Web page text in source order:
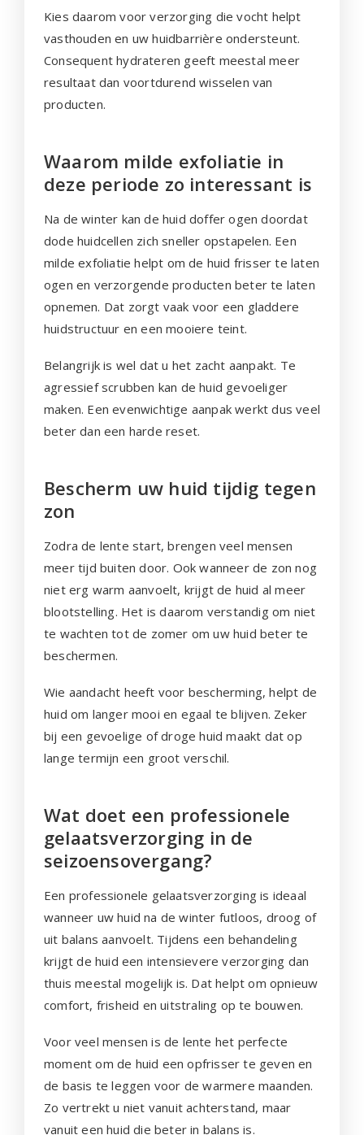
Kies daarom voor verzorging die vocht helpt
vasthouden en uw huidbarrière ondersteunt.
Consequent hydrateren geeft meestal meer
resultaat dan voortdurend wisselen van
producten.
Waarom milde exfoliatie in
deze periode zo interessant is
Na de winter kan de huid doffer ogen doordat
dode huidcellen zich sneller opstapelen. Een
milde exfoliatie helpt om de huid frisser te laten
ogen en verzorgende producten beter te laten
opnemen. Dat zorgt vaak voor een gladdere
huidstructuur en een mooiere teint.
Belangrijk is wel dat u het zacht aanpakt. Te
agressief scrubben kan de huid gevoeliger
maken. Een evenwichtige aanpak werkt dus veel
beter dan een harde reset.
Bescherm uw huid tijdig tegen
zon
Zodra de lente start, brengen veel mensen
meer tijd buiten door. Ook wanneer de zon nog
niet erg warm aanvoelt, krijgt de huid al meer
blootstelling. Het is daarom verstandig om niet
te wachten tot de zomer om uw huid beter te
beschermen.
Wie aandacht heeft voor bescherming, helpt de
huid om langer mooi en egaal te blijven. Zeker
bij een gevoelige of droge huid maakt dat op
lange termijn een groot verschil.
Wat doet een professionele
gelaatsverzorging in de
seizoensovergang?
Een professionele gelaatsverzorging is ideaal
wanneer uw huid na de winter futloos, droog of
uit balans aanvoelt. Tijdens een behandeling
krijgt de huid een intensievere verzorging dan
thuis meestal mogelijk is. Dat helpt om opnieuw
comfort, frisheid en uitstraling op te bouwen.
Voor veel mensen is de lente het perfecte
moment om de huid een opfrisser te geven en
de basis te leggen voor de warmere maanden.
Zo vertrekt u niet vanuit achterstand, maar
vanuit een huid die beter in balans is.